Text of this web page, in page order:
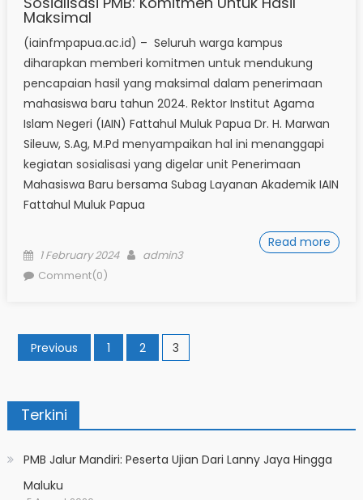
Maksimal
(iainfmpapua.ac.id) – Seluruh warga kampus
diharapkan memberi komitmen untuk mendukung
pencapaian hasil yang maksimal dalam penerimaan
mahasiswa baru tahun 2024. Rektor Institut Agama
Islam Negeri (IAIN) Fattahul Muluk Papua Dr. H. Marwan
Sileuw, S.Ag, M.Pd menyampaikan hal ini menanggapi
kegiatan sosialisasi yang digelar unit Penerimaan
Mahasiswa Baru bersama Subag Layanan Akademik IAIN
Fattahul Muluk Papua
Read more
Posted
on
1 February 2024 Author
admin3
Comment(0)
Posts
pagination
Previous 1 2 3
Terkini
PMB Jalur Mandiri: Peserta Ujian Dari Lanny Jaya Hingga
Maluku